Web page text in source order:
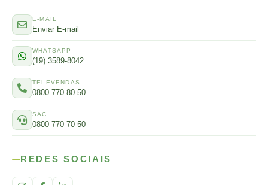
E-MAIL
Enviar E-mail
WHATSAPP
(19) 3589-8042
TELEVENDAS
0800 770 80 50
SAC
0800 770 70 50
REDES SOCIAIS